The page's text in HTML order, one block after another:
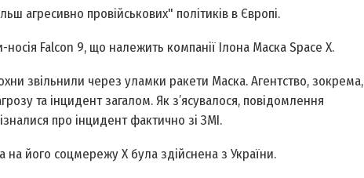
агресивно провійськових" політиків в Європі.
Falcon 9, що належить компанії Ілона Маска Space X.
звільнили через уламки ракети Маска. Агентство, зокрема,
та інцидент загалом. Як з’ясувалося, повідомлення
про інцидент фактично зі ЗМІ.
його соцмережу Х була здійснена з України.